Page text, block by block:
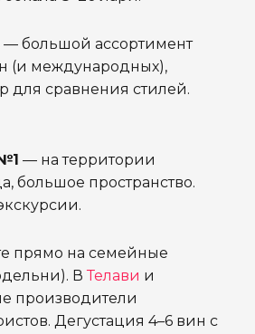
— большой ассортимент
(и международных),
для сравнения стилей.
— на территории
большое пространство.
прямо на семейные
ВТелави и
производители
Дегустация 4–6 вин с